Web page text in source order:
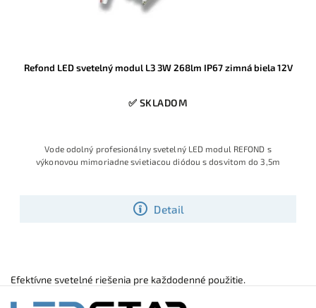
Refond LED svetelný modul L3 3W 268lm IP67 zimná biela 12V
✅ SKLADOM
Detail
Vode odolný profesionálny svetelný LED modul REFOND s
výkonovou mimoriadne svietiacou diódou s dosvitom do 3,5m
Efektívne svetelné riešenia pre každodenné použitie.